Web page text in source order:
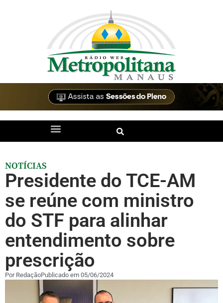
NOTÍCIAS
Presidente do TCE-AM
se reúne com ministro
do STF para alinhar
entendimento sobre
prescrição
PorRedaçãoPublicado em 05/06/2024